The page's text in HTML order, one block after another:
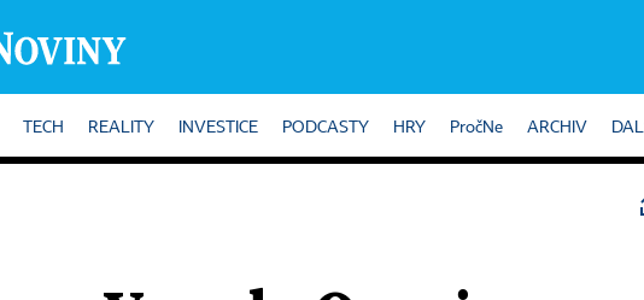
TECH REALITY INVESTICE PODCASTY HRY PročNe ARCHIV